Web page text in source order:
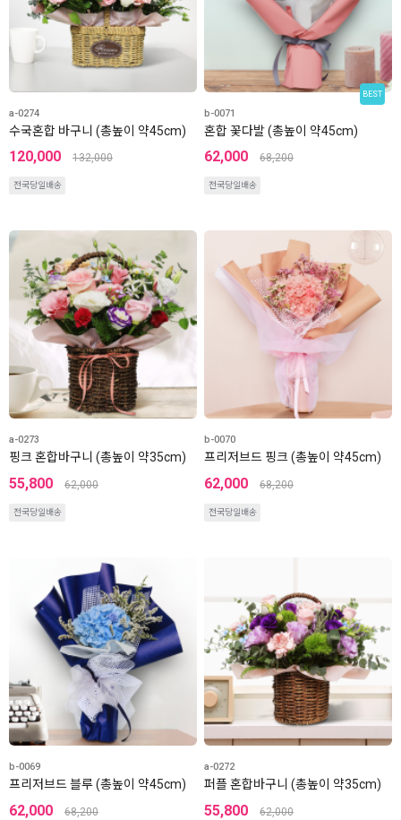
a-0274
수국혼합 바구니 (총높이 약45cm)
120,000 132,000
전국당일배송
BEST
b-0071
혼합 꽃다발 (총높이 약45cm)
62,000 68,200
전국당일배송
a-0273
핑크 혼합바구니 (총높이 약35cm)
55,800 62,000
전국당일배송
b-0070
프리저브드 핑크 (총높이 약45cm)
62,000 68,200
전국당일배송
b-0069
프리저브드 블루 (총높이 약45cm)
62,000 68,200
a-0272
퍼플 혼합바구니 (총높이 약35cm)
55,800 62,000